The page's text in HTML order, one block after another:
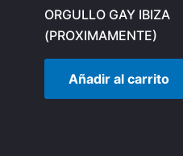
ORGULLO GAY IBIZA
(PROXIMAMENTE)
Añadir al carrito